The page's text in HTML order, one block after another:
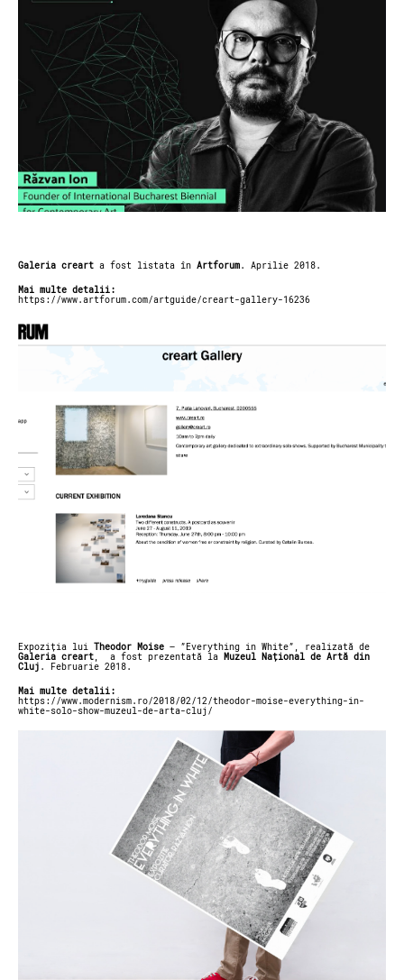
Galeria creart a fost listata în Artforum. Aprilie 2018.
Mai multe detalii:
https://www.artforum.com/artguide/creart-gallery-16236
Expoziția lui Theodor Moise – ”Everything in White”, realizată de
Galeria creart , a fost prezentată la Muzeul Național de Artă din
Cluj . Februarie 2018.
Mai multe detalii:
https://www.modernism.ro/2018/02/12/theodor-moise-everything-in-
white-solo-show-muzeul-de-arta-cluj/